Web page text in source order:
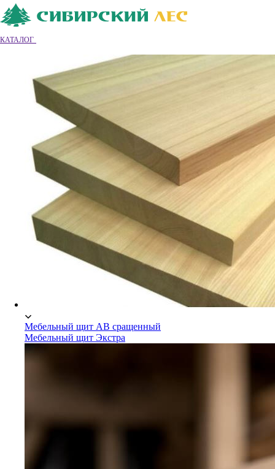
КАТАЛОГ
Мебельный щит АВ сращенный
Мебельный щит Экстра
Ваш городВладимир
| Регистрация
Обратный звонок
Каталог товаров